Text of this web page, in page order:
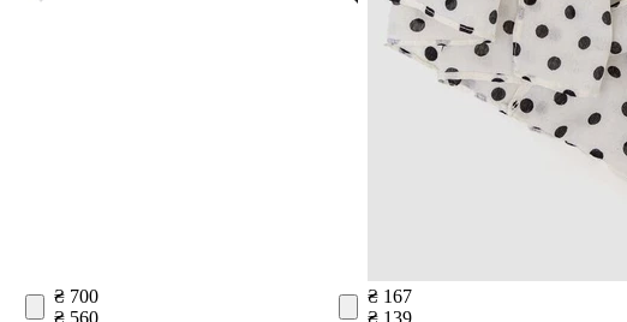
₴ 700
₴ 560
₴ 167
₴ 139